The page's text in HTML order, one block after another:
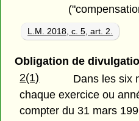
L.M. 2018, c. 5, art. 2.
Obligation de
2(1)
Dans les six
chaque exercice ou
compter du 31 mars